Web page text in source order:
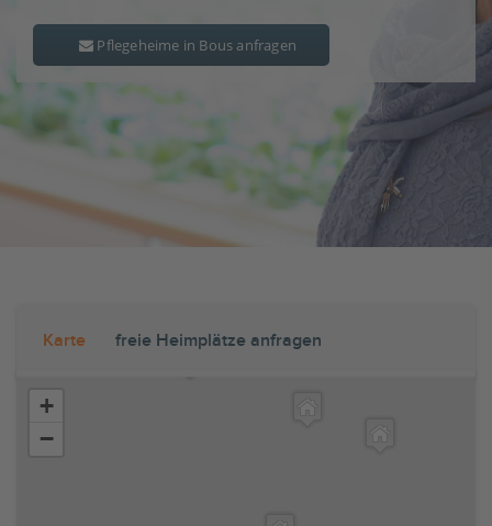
Pflegeheime in Bous anfragen
Karte freie Heimplätze anfragen
+
−